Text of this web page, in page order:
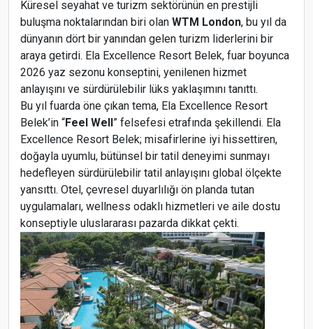
Küresel seyahat ve turizm sektörünün en prestijli
buluşma noktalarından biri olan WTM London, bu yıl da
dünyanın dört bir yanından gelen turizm liderlerini bir
araya getirdi. Ela Excellence Resort Belek, fuar boyunca
2026 yaz sezonu konseptini, yenilenen hizmet
anlayışını ve sürdürülebilir lüks yaklaşımını tanıttı.
Bu yıl fuarda öne çıkan tema, Ela Excellence Resort
Belek’in “Feel Well” felsefesi etrafında şekillendi. Ela
Excellence Resort Belek; misafirlerine iyi hissettiren,
doğayla uyumlu, bütünsel bir tatil deneyimi sunmayı
hedefleyen sürdürülebilir tatil anlayışını global ölçekte
yansıttı. Otel, çevresel duyarlılığı ön planda tutan
uygulamaları, wellness odaklı hizmetleri ve aile dostu
konseptiyle uluslararası pazarda dikkat çekti.